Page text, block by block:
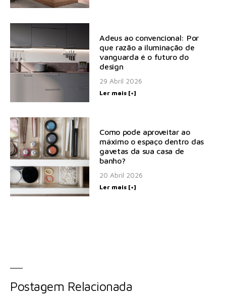
Adeus ao convencional: Por
que razão a iluminação de
vanguarda é o futuro do
design
29 Abril 2026
Ler mais [+]
Como pode aproveitar ao
máximo o espaço dentro das
gavetas da sua casa de
banho?
20 Abril 2026
Ler mais [+]
Postagem Relacionada